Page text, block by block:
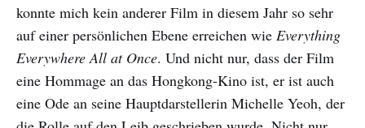
konnte mich kein anderer Film in diesem Jahr so sehr
auf einer persönlichen Ebene erreichen wie Everything
Everywhere All at Once. Und nicht nur, dass der Film
eine Hommage an das Hongkong-Kino ist, er ist auch
eine Ode an seine Hauptdarstellerin Michelle Yeoh, der